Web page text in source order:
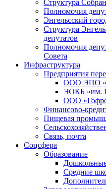
Структура
Полномочия
Энгельсский
Структура
депутатов
Полномочия
Совета
Инфраструктура
Предприятия
ООО ЭПО
ЭОКБ «им.
ООО
Финансово-
Пищевая
Связь, почта
Соцсфера
Образование
Средние